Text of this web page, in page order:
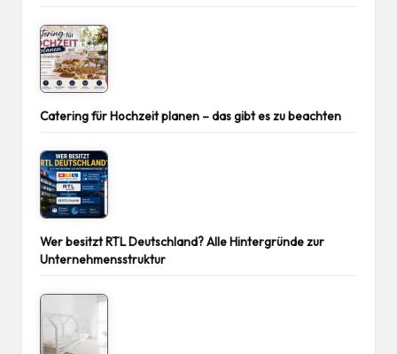
Catering für Hochzeit planen – das gibt es zu beachten
Wer besitzt RTL Deutschland? Alle Hintergründe zur
Unternehmensstruktur